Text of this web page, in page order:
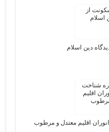
دین اسلام
اقلیم معتدل و مرطوب